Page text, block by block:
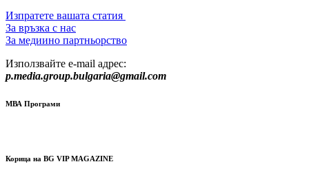
Изпратете вашата статия
За връзка с нас
За медиино партньорство
Използвайте e-mail адрес:
p.media.group.bulgaria@gmail.com
МВА Програми
Корица на BG VIP MAGAZINE